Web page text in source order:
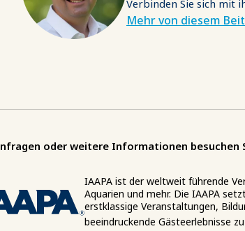
Verbinden Sie sich mit
Mehr von diesem
oder weitere Informationen besuchen
IAAPA ist der weltweit führende
Aquarien und mehr. Die IAAPA
erstklassige Veranstaltungen,
beeindruckende Gästeerlebnisse